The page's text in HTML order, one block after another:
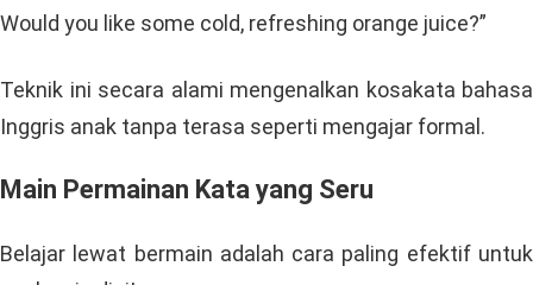
Would you like some cold, refreshing orange juice?”
Teknik ini secara alami mengenalkan kosakata bahasa
Inggris anak tanpa terasa seperti mengajar formal.
Main Permainan Kata yang Seru
Belajar lewat bermain adalah cara paling efektif untuk